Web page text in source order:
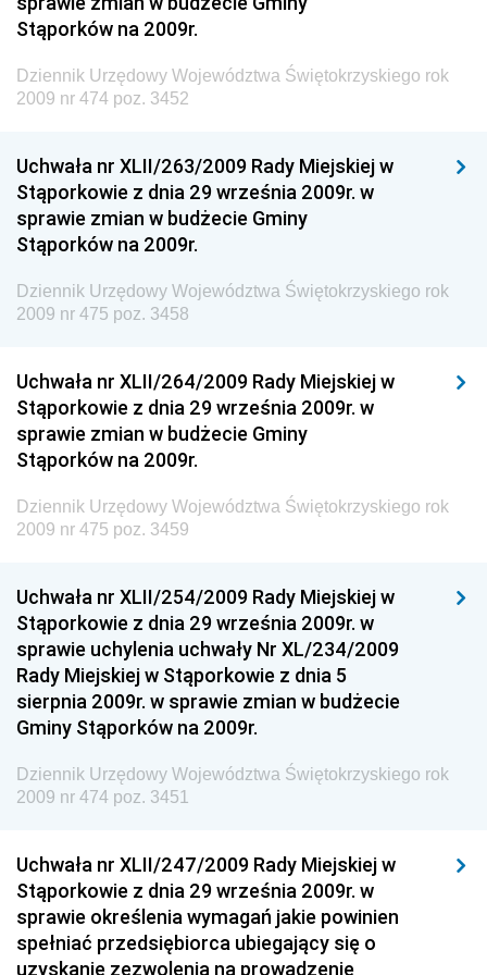
Dziennik Urzędowy Ministra Infrastruktury i Rozwoju
Dziennik Urzędowy Głównego Inspektoratu Ochrony
Środowiska
Dziennik Urzędowy Generalnej Dyrekcji Ochrony
Dziennik Urzędowy Ministerstwa Administracji,
Gospodarki Terenowej i Ochrony Środowiska
Dziennik Urzędowy Ministerstwa Administracji i
Gospodarki Przestrzennej
Dziennik Urzędowy Unii Europejskiej, L
Dziennik Urzędowy Ministerstwa Przemysłu
Chemicznego i Lekkiego
Dziennik Urzędowy Ministerstwa Rolnictwa i
Gospodarki Żywnościowej
Dziennik Urzędowy Ministra Rodziny, Pracy i Polityki
Społecznej
Dziennik Urzędowy Ministra Rozwoju
Dziennik Urzędowy Ministra Infrastruktury i
Budownictwa
Dziennik Urzędowy Ministra Gospodarki Morskiej i
Żeglugi Śródlądowej
Dziennik Urzędowy Ministra Energii
Dziennik Urzędowy Ministra Finansów
Dziennik Urzędowy Ministra Rozwoju i Finansów
Dziennik Urzędowy Wyższego Urzędu Górniczego
Dziennik Urzędowy Prezesa Urzędu Transportu
Stąporków na 2009r.
Dziennik Urzędowy Województwa Świętokrzyskiego rok
2009 nr 474 poz. 3452
Uchwała nr XLII/263/2009 Rady Miejskiej w
Stąporkowie z dnia 29 września 2009r. w
sprawie zmian w budżecie Gminy
Stąporków na 2009r.
Dziennik Urzędowy Województwa Świętokrzyskiego rok
2009 nr 475 poz. 3458
Uchwała nr XLII/264/2009 Rady Miejskiej w
Stąporkowie z dnia 29 września 2009r. w
sprawie zmian w budżecie Gminy
Stąporków na 2009r.
Dziennik Urzędowy Województwa Świętokrzyskiego rok
2009 nr 475 poz. 3459
Uchwała nr XLII/254/2009 Rady Miejskiej w
Stąporkowie z dnia 29 września 2009r. w
sprawie uchylenia uchwały Nr XL/234/2009
Rady Miejskiej w Stąporkowie z dnia 5
sierpnia 2009r. w sprawie zmian w budżecie
Gminy Stąporków na 2009r.
Dziennik Urzędowy Województwa Świętokrzyskiego rok
2009 nr 474 poz. 3451
Uchwała nr XLII/247/2009 Rady Miejskiej w
Stąporkowie z dnia 29 września 2009r. w
sprawie określenia wymagań jakie powinien
spełniać przedsiębiorca ubiegający się o
uzyskanie zezwolenia na prowadzenie